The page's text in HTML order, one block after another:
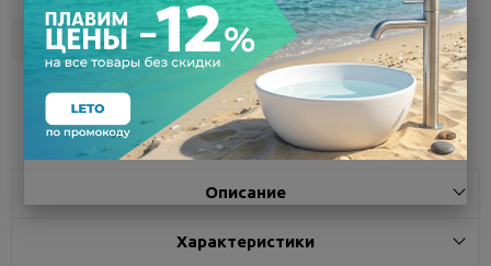
Белгород под заказ 3 - 7 дней
Поделиться
Описание
Характеристики